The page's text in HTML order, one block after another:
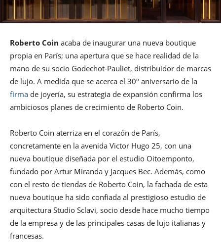
Roberto Coin acaba de inaugurar una nueva boutique
propia en París; una apertura que se hace realidad de la
mano de su socio Godechot-Pauliet, distribuidor de marcas
de lujo. A medida que se acerca el 30º aniversario de la
firma de joyería, su estrategia de expansión confirma los
ambiciosos planes de crecimiento de Roberto Coin.
Roberto Coin aterriza en el corazón de París,
concretamente en la avenida Victor Hugo 25, con una
nueva boutique diseñada por el estudio Oitoemponto,
fundado por Artur Miranda y Jacques Bec. Además, como
con el resto de tiendas de Roberto Coin, la fachada de esta
nueva boutique ha sido confiada al prestigioso estudio de
arquitectura Studio Sclavi, socio desde hace mucho tiempo
de la empresa y de las principales casas de lujo italianas y
francesas.